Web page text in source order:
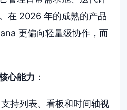
在 2026 年的成熟的产品
更偏向轻量级协作，而
心能力 ：
持列表、看板和时间轴视